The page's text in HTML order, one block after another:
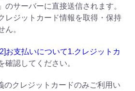
のサーバーに直接送信されます。
レジットカード情報を取得・保持
ん。
お支払いについて1.クレジットカ
確認してください。
のクレジットカードのみご利用い